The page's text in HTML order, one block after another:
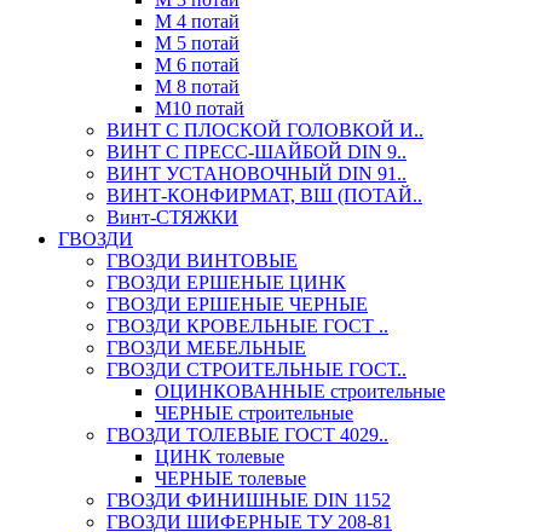
М 4 потай
М 5 потай
М 6 потай
М 8 потай
М10 потай
ВИНТ С ПЛОСКОЙ ГОЛОВКОЙ И..
ВИНТ С ПРЕСС-ШАЙБОЙ DIN 9..
ВИНТ УСТАНОВОЧНЫЙ DIN 91..
ВИНТ-КОНФИРМАТ, ВШ (ПОТАЙ..
Винт-СТЯЖКИ
ГВОЗДИ
ГВОЗДИ ВИНТОВЫЕ
ГВОЗДИ ЕРШЕНЫЕ ЦИНК
ГВОЗДИ ЕРШЕНЫЕ ЧЕРНЫЕ
ГВОЗДИ КРОВЕЛЬНЫЕ ГОСТ ..
ГВОЗДИ МЕБЕЛЬНЫЕ
ГВОЗДИ СТРОИТЕЛЬНЫЕ ГОСТ..
ОЦИНКОВАННЫЕ строительные
ЧЕРНЫЕ строительные
ГВОЗДИ ТОЛЕВЫЕ ГОСТ 4029..
ЦИНК толевые
ЧЕРНЫЕ толевые
ГВОЗДИ ФИНИШНЫЕ DIN 1152
ГВОЗДИ ШИФЕРНЫЕ ТУ 208-81